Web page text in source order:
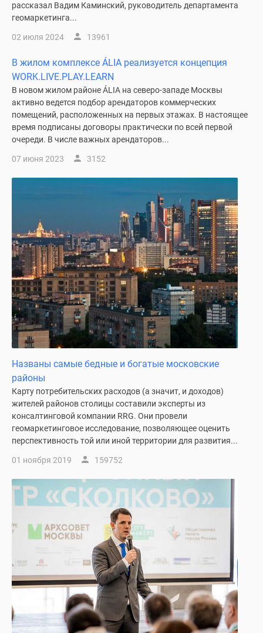
скидками
41%
360°
новостроек
Субсидированная
застройщиком
Rutube
Поиск
Москве
Москве
Новостройки
премиум-
класса
Новостройки
бизнес-
класса
Рассрочка
Траншевая
ипотека
Дома
коттеджи
Коттеджные
поселки
Новой
Москве
Готовые
коттеджные
Строящиеся
поселки
Коттеджные
поселки
лесу
рассказал Вадим Каминский, руководитель департамента
геомаркетинга...
02 июля 2024 13961
В жилом комплексе ÁLIA реализуется концепция
WORK.LIVE.PLAY.LEARN
В новом жилом районе ÁLIA на северо-западе Москвы
активно ведется подбор арендаторов коммерческих
помещений, расположенных на первых этажах. В настоящее
время подписаны договоры практически по всей первой
очереди. В числе важных арендаторов...
07 июня 2023 3152
Названы самые бедные и богатые московские
районы
Карту потребительских расходов (а значит, и доходов)
жителей районов столицы составили эксперты из
консалтинговой компании RRG. Они провели
геомаркетинговое исследование, позволяющее оценить
перспективность той или иной территории для развития...
01 ноября 2019 159752